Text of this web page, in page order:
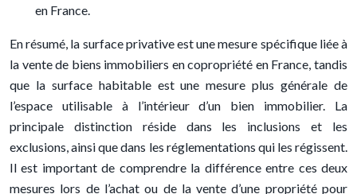
en France.
En résumé, la surface privative est une mesure spécifique liée à
la vente de biens immobiliers en copropriété en France, tandis
que la surface habitable est une mesure plus générale de
l’espace utilisable à l’intérieur d’un bien immobilier. La
principale distinction réside dans les inclusions et les
exclusions, ainsi que dans les réglementations qui les régissent.
Il est important de comprendre la différence entre ces deux
mesures lors de l’achat ou de la vente d’une propriété pour